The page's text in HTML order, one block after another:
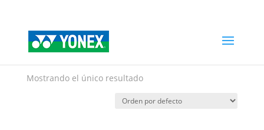
Home»astrel
astrel
Mostrando el único resultado